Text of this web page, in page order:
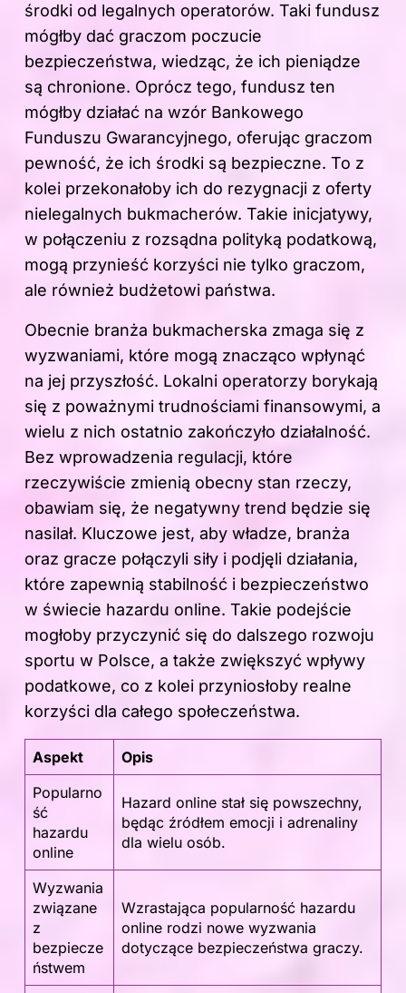
środki od legalnych operatorów. Taki fundusz
mógłby dać graczom poczucie
bezpieczeństwa, wiedząc, że ich pieniądze
są chronione. Oprócz tego, fundusz ten
mógłby działać na wzór Bankowego
Funduszu Gwarancyjnego, oferując graczom
pewność, że ich środki są bezpieczne. To z
kolei przekonałoby ich do rezygnacji z oferty
nielegalnych bukmacherów. Takie inicjatywy,
w połączeniu z rozsądna polityką podatkową,
mogą przynieść korzyści nie tylko graczom,
ale również budżetowi państwa.
Obecnie branża bukmacherska zmaga się z
wyzwaniami, które mogą znacząco wpłynąć
na jej przyszłość. Lokalni operatorzy borykają
się z poważnymi trudnościami finansowymi, a
wielu z nich ostatnio zakończyło działalność.
Bez wprowadzenia regulacji, które
rzeczywiście zmienią obecny stan rzeczy,
obawiam się, że negatywny trend będzie się
nasilał. Kluczowe jest, aby władze, branża
oraz gracze połączyli siły i podjęli działania,
które zapewnią stabilność i bezpieczeństwo
w świecie hazardu online. Takie podejście
mogłoby przyczynić się do dalszego rozwoju
sportu w Polsce, a także zwiększyć wpływy
podatkowe, co z kolei przyniosłoby realne
korzyści dla całego społeczeństwa.
Aspekt
Opis
Popularno
ść
hazardu
online
Hazard online stał się powszechny,
będąc źródłem emocji i adrenaliny
dla wielu osób.
Wyzwania
związane
z
bezpiecze
ństwem
Wzrastająca popularność hazardu
online rodzi nowe wyzwania
dotyczące bezpieczeństwa graczy.